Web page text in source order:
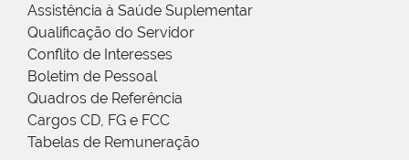
Assistência à Saúde Suplementar
Qualificação do Servidor
Conflito de Interesses
Boletim de Pessoal
Quadros de Referência
Cargos CD, FG e FCC
Tabelas de Remuneração